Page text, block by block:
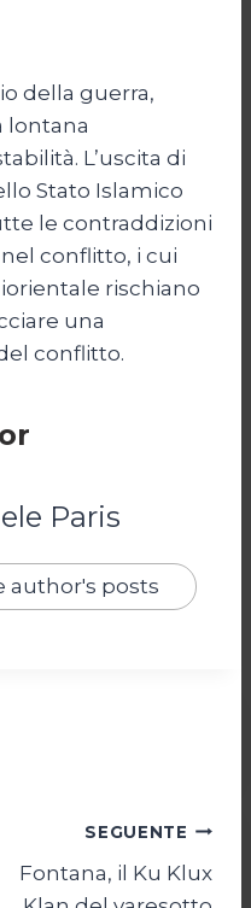
della guerra,
lontana
L’uscita di
Stato Islamico
le contraddizioni
conflitto, i cui
rischiano
una
conflitto.
Paris
author's posts
SEGUENTE
Fontana, il Ku Klux